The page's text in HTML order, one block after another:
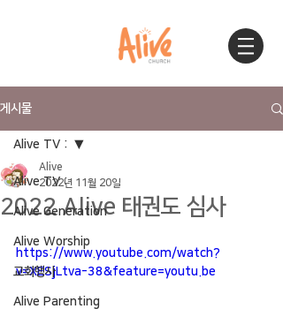
게시물
Alive TV :
Alive Generation
Alive Worship
교회행사
Alive Parenting
Alive TV :
2022 Alive 태권도 심사
Alive
2022년 11월 20일
https://www.youtube.com/watch?
v=XESjLtva-38&feature=youtu.be